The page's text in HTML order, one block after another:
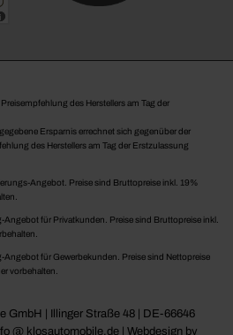
des Herstellers am Tag der
Ersparnis errechnet sich gegenüber der
des Herstellers am Tag der Erstzulassung
Angebot. Preise sind Bruttopreise inkl. 19%
Angebot für Privatkunden. Preise sind Bruttopreise inkl.
Angebot für Gewerbekunden. Preise sind Nettopreise
vorbehalten.
GmbH | Illinger Straße 48 | DE-66646
@ klosautomobile.de | Webdesign by